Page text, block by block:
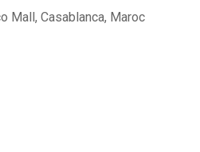
Mall, Casablanca, Maroc